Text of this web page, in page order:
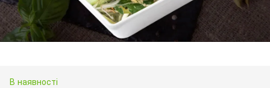
В наявності